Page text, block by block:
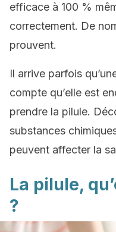
efficace à 100 %
correctement. De
prouvent.
Il arrive parfois
compte qu’elle est
prendre la pilule.
substances
peuvent affecter la
La pilule,
?